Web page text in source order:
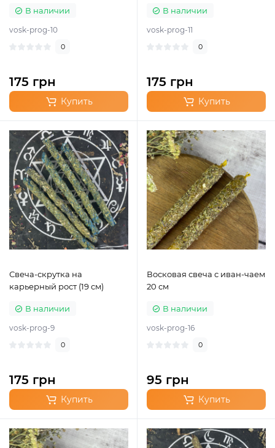
В наличии
vosk-prog-10
0
175 грн
Купить
В наличии
vosk-prog-11
0
175 грн
Купить
Свеча-скрутка на
карьерный рост (19 см)
В наличии
vosk-prog-9
0
175 грн
Купить
Восковая свеча с иван-чаем
20 см
В наличии
vosk-prog-16
0
95 грн
Купить